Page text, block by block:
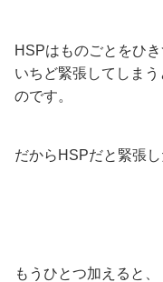
HSPはものごとをひき
いちど緊張してしま
のです。
だからHSPだと緊張
もうひとつ加えると、